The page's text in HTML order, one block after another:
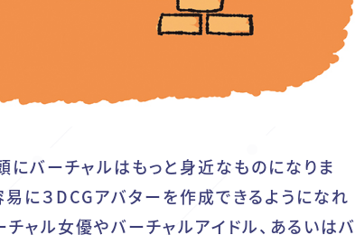
バーチャルはもっと身近なものになりま
に３DCGアバターを作成できるようになれ
ャル女優やバーチャルアイドル、あるいはバ